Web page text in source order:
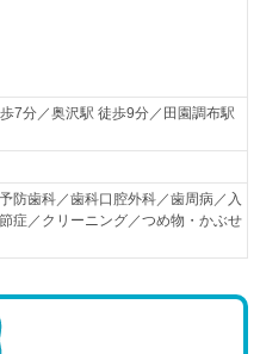
7分／奥沢駅 徒歩9分／田園調布駅
防歯科／歯科口腔外科／歯周病／入
症／クリーニング／つめ物・かぶせ